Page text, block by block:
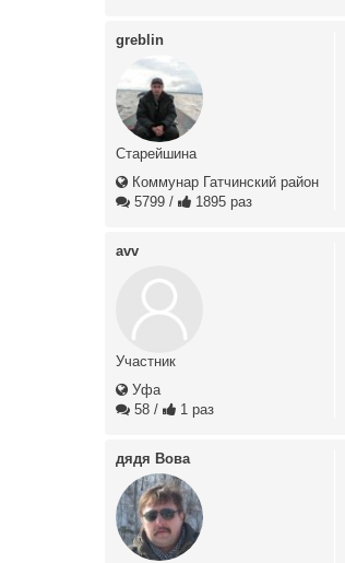
greblin
Старейшина
Коммунар Гатчинский район
5799 / 1895 раз
avv
Участник
Уфа
58 / 1 раз
дядя Вова